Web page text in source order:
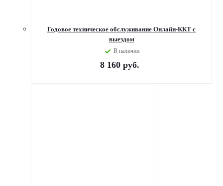
Годовое техническое обслуживание Онлайн-ККТ с
выездом
В наличии
8 160 руб.